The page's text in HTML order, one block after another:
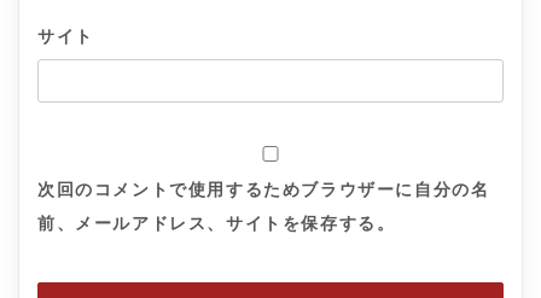
サイト
次回のコメントで使用するためブラウザーに自分の名
前、メールアドレス、サイトを保存する。